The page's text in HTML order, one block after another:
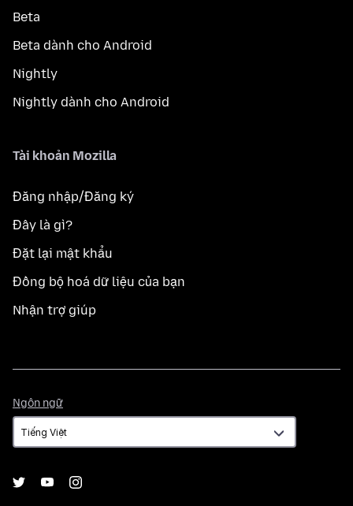
Beta
Beta dành cho Android
Nightly
Nightly dành cho Android
Tài khoản Mozilla
Đăng nhập/Đăng ký
Đây là gì?
Đặt lại mật khẩu
Đồng bộ hoá dữ liệu của bạn
Nhận trợ giúp
Ngôn ngữ
ngữ